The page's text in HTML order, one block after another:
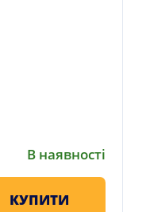
В наявності
КУПИТИ